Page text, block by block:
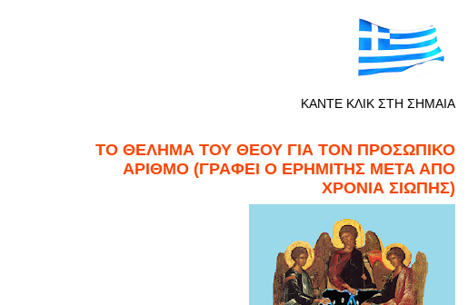
ΚΑΝΤΕ ΚΛΙΚ ΣΤΗ ΣΗΜΑΙΑ
ΤΟ ΘΕΛΗΜΑ ΤΟΥ ΘΕΟΥ ΓΙΑ ΤΟΝ ΠΡΟΣΩΠΙΚΟ
ΑΡΙΘΜΟ (ΓΡΑΦΕΙ Ο ΕΡΗΜΙΤΗΣ ΜΕΤΑ ΑΠΟ
ΧΡΟΝΙΑ ΣΙΩΠΗΣ)